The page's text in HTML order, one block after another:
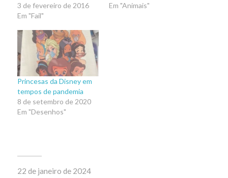
3 de fevereiro de 2016
Em "Fail"
Em "Animais"
Princesas da Disney em
tempos de pandemia
8 de setembro de 2020
Em "Desenhos"
22 de janeiro de 2024